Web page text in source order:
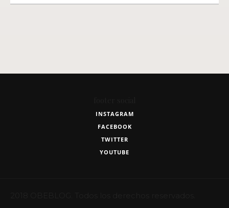
INSTAGRAM
FACEBOOK
TWITTER
YOUTUBE